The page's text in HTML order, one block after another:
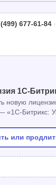
677-61-84 ·
1С-
новую
«1С-Битрикс:
или